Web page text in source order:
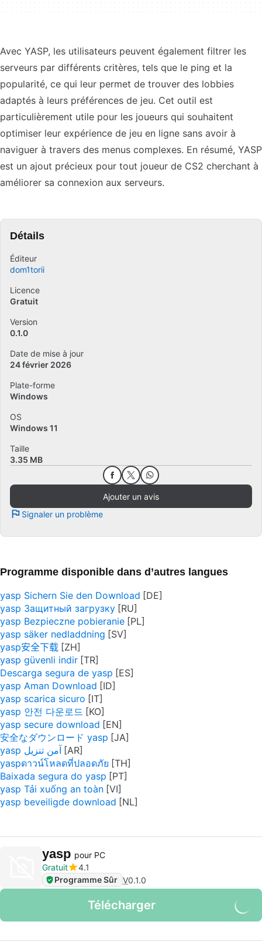
Avec YASP, les utilisateurs peuvent également filtrer les
serveurs par différents critères, tels que le ping et la
popularité, ce qui leur permet de trouver des lobbies
adaptés à leurs préférences de jeu. Cet outil est
particulièrement utile pour les joueurs qui souhaitent
optimiser leur expérience de jeu en ligne sans avoir à
naviguer à travers des menus complexes. En résumé, YASP
est un ajout précieux pour tout joueur de CS2 cherchant à
améliorer sa connexion aux serveurs.
Détails
Éditeur
dom1torii
Licence
Gratuit
Version
0.1.0
Date de mise à jour
24 février 2026
Plate-forme
Windows
OS
Windows 11
Taille
3.35 MB
Ajouter un avis
Signaler un problème
Programme disponible dans d’autres langues
yasp Sichern Sie den Download
yasp Защитный загрузку
yasp Bezpieczne pobieranie
yasp säker nedladdning
yasp安全下载
yasp güvenli indir
Descarga segura de yasp
yasp Aman Download
yasp scarica sicuro
yasp 안전 다운로드
yasp secure download
安全なダウンロード yasp
yasp آمن تنزيل
yaspดาวน์โหลดที่ปลอดภัย
Baixada segura do yasp
yasp Tải xuống an toàn
yasp beveiligde download
yasp pour PC
Gratuit
4.1
Programme Sûr V0.1.0
Télécharger